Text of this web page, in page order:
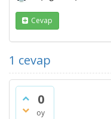
Cevap
1 cevap
0
oy